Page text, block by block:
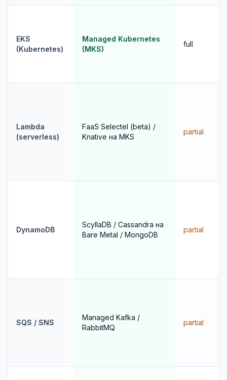
EKS
(Kubernetes)
Managed Kubernetes
(MKS)
full
Lambda
(serverless)
FaaS Selectel (beta) /
Knative на MKS
partial
DynamoDB
ScyllaDB / Cassandra на
Bare Metal / MongoDB
partial
SQS / SNS
Managed Kafka /
RabbitMQ
partial